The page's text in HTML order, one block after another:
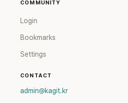
COMMUNITY
Login
Bookmarks
Settings
CONTACT
admin@kagit.kr